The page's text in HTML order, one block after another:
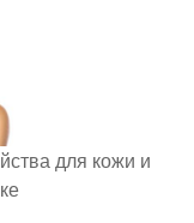
для кожи и